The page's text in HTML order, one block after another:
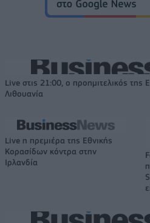
Live στις 21:00, ο προημιτελικός της
Λιθουανία
Live η πρεμιέρα της Εθνικής
Κορασίδων κόντρα στην
Ιρλανδία